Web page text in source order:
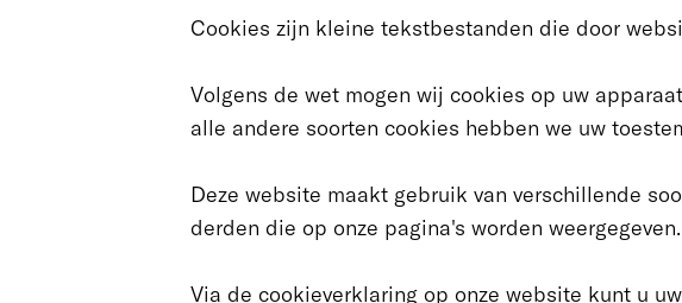
Cookies zijn kleine tekstbestanden die door
Volgens de wet mogen wij cookies op uw
alle andere soorten cookies hebben we uw
Deze website maakt gebruik van verschillende
derden die op onze pagina's worden weergegeven.
Via de cookieverklaring op onze website kunt u